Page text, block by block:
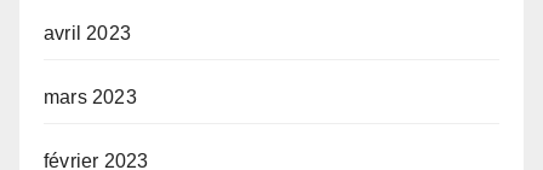
avril 2023
mars 2023
février 2023